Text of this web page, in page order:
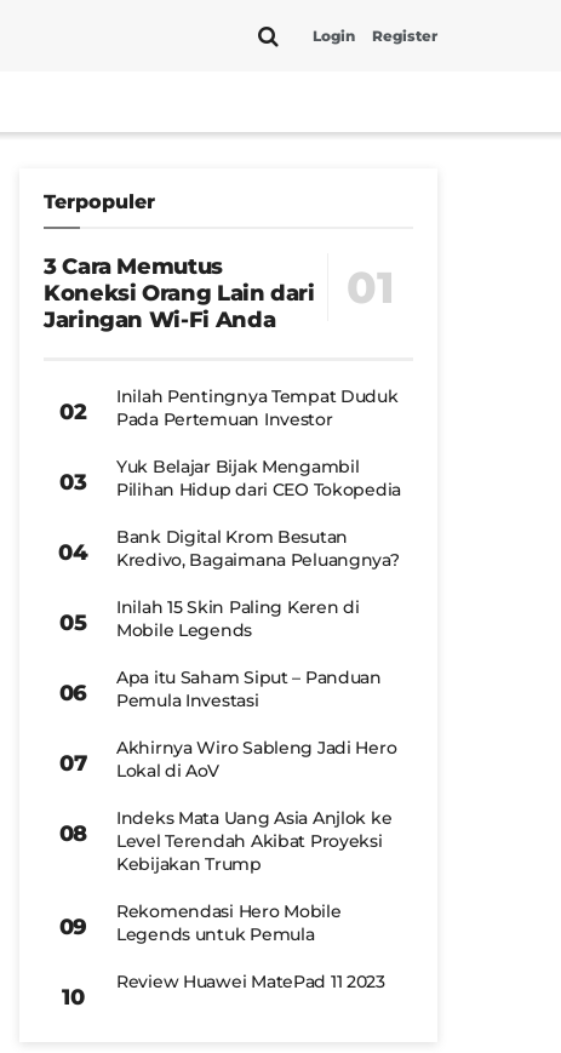
Login Register
Terpopuler
3 Cara Memutus
Koneksi Orang Lain dari
Jaringan Wi-Fi Anda
Inilah Pentingnya Tempat Duduk
Pada Pertemuan Investor
Yuk Belajar Bijak Mengambil
Pilihan Hidup dari CEO Tokopedia
Bank Digital Krom Besutan
Kredivo, Bagaimana Peluangnya?
Inilah 15 Skin Paling Keren di
Mobile Legends
Apa itu Saham Siput – Panduan
Pemula Investasi
Akhirnya Wiro Sableng Jadi Hero
Lokal di AoV
Indeks Mata Uang Asia Anjlok ke
Level Terendah Akibat Proyeksi
Kebijakan Trump
Rekomendasi Hero Mobile
Legends untuk Pemula
Review Huawei MatePad 11 2023